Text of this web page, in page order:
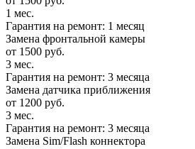
1 мес.
Гарантия на ремонт: 1 месяц
Замена фронтальной камеры
от 1500 руб.
3 мес.
Гарантия на ремонт: 3 месяца
Замена датчика приближения
от 1200 руб.
3 мес.
Гарантия на ремонт: 3 месяца
Замена Sim/Flash коннектора